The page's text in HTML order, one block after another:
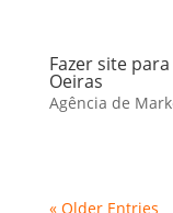
Fazer site
Oeiras
Agência de
« Older Entries